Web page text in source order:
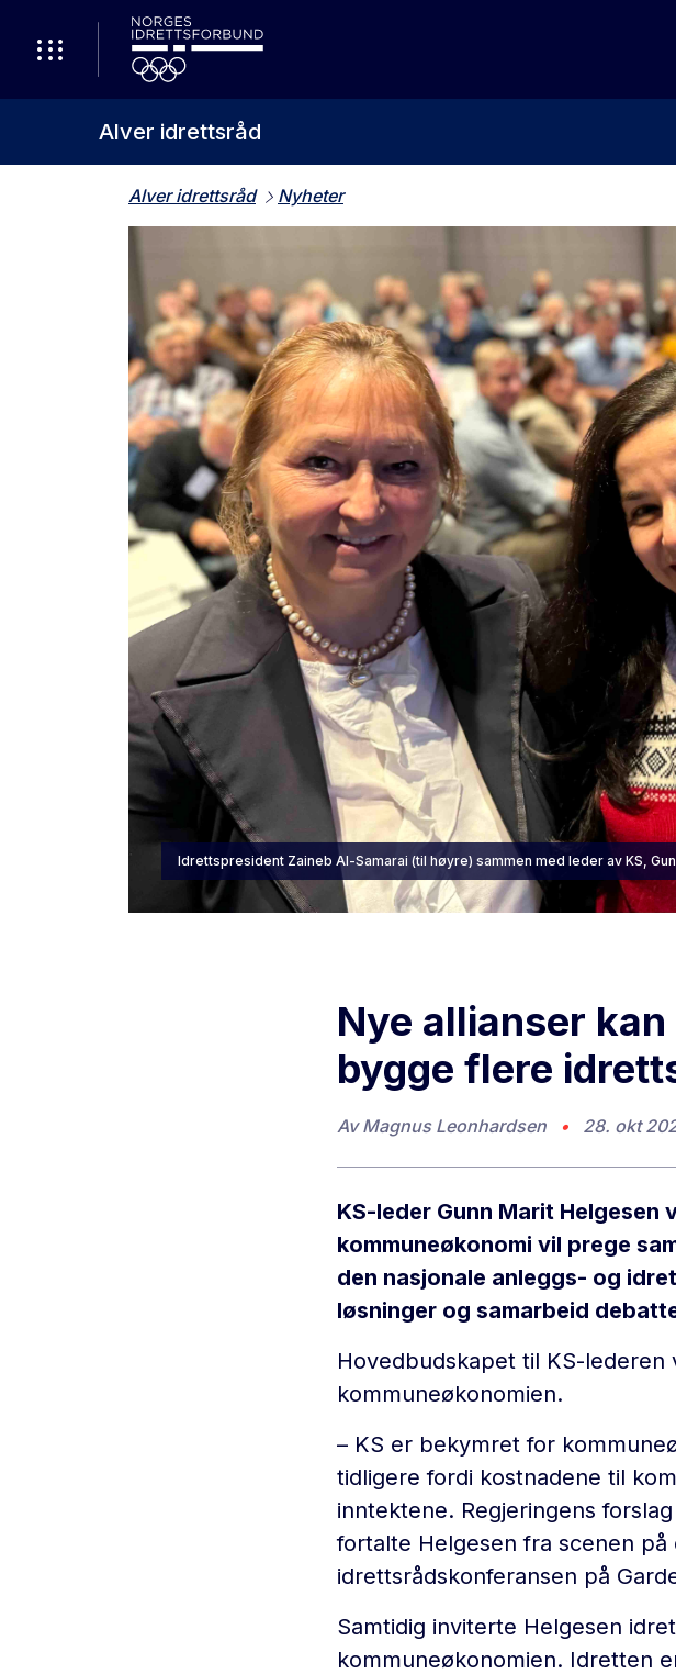
Alver idrettsråd
Alver idrettsråd Nyheter
Idrettspresident Zaineb Al-Samarai (til høyre) sammen med leder av KS,
Nye allianser
bygge flere
AvMagnus Leonhardsen • 28. okt
KS-leder Gunn Marit Helgesen
kommuneøkonomi vil prege
den nasjonale anleggs- og
løsninger og samarbeid
Hovedbudskapet til KS-
kommuneøkonomien.
– KS er bekymret for
tidligere fordi kostnadene til
inntektene. Regjeringens
fortalte Helgesen fra scenen på
idrettsrådskonferansen på
Samtidig inviterte Helgesen
kommuneøkonomien. Idretten